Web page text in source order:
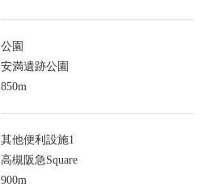
公園
安満遺跡公園
850m
其他便利設施1
高槻阪急Square
900m